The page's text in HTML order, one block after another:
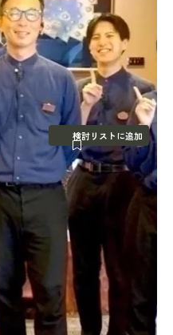
検討リストに追加